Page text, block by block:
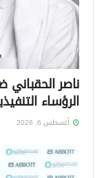
ناصر
الرؤساء
أغسطس 6, 2026